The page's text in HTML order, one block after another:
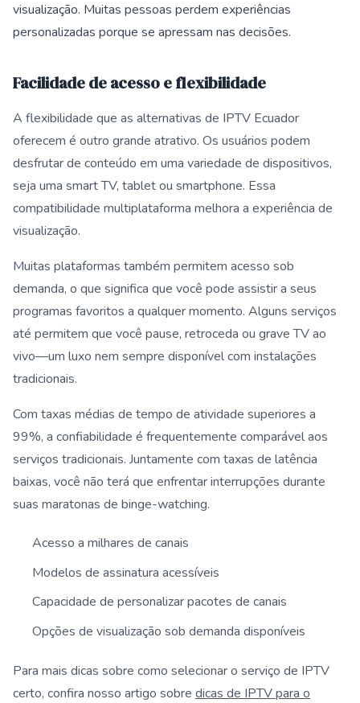
visualização. Muitas pessoas perdem experiências
personalizadas porque se apressam nas decisões.
Facilidade de acesso e flexibilidade
A flexibilidade que as alternativas de IPTV Ecuador
oferecem é outro grande atrativo. Os usuários podem
desfrutar de conteúdo em uma variedade de dispositivos,
seja uma smart TV, tablet ou smartphone. Essa
compatibilidade multiplataforma melhora a experiência de
visualização.
Muitas plataformas também permitem acesso sob
demanda, o que significa que você pode assistir a seus
programas favoritos a qualquer momento. Alguns serviços
até permitem que você pause, retroceda ou grave TV ao
vivo—um luxo nem sempre disponível com instalações
tradicionais.
Com taxas médias de tempo de atividade superiores a
99%, a confiabilidade é frequentemente comparável aos
serviços tradicionais. Juntamente com taxas de latência
baixas, você não terá que enfrentar interrupções durante
suas maratonas de binge-watching.
Acesso a milhares de canais
Modelos de assinatura acessíveis
Capacidade de personalizar pacotes de canais
Opções de visualização sob demanda disponíveis
Para mais dicas sobre como selecionar o serviço de IPTV
certo, confira nosso artigo sobre dicas de IPTV para o